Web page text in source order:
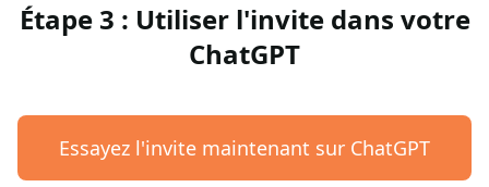
Étape 3 : Utiliser l'invite dans votre
ChatGPT
Essayez l'invite maintenant sur ChatGPT